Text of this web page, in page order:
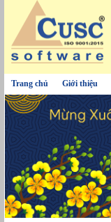
Trang chủ Giới thiệu